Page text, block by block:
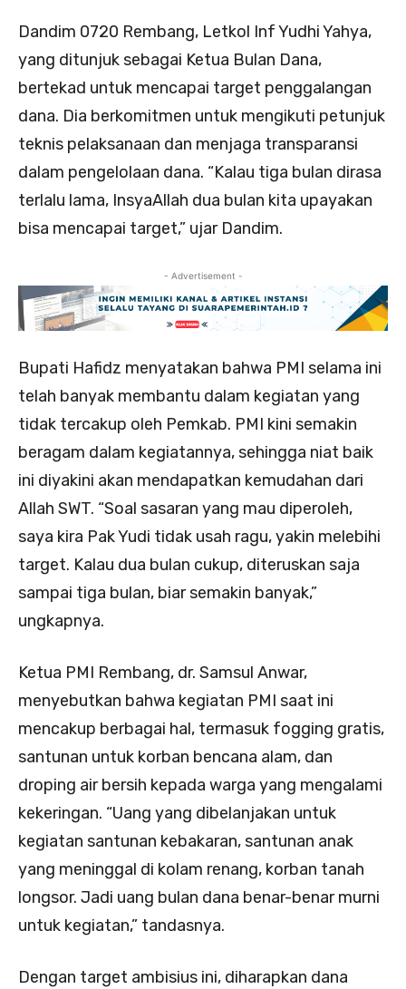
Dandim 0720 Rembang, Letkol Inf Yudhi Yahya,
yang ditunjuk sebagai Ketua Bulan Dana,
bertekad untuk mencapai target penggalangan
dana. Dia berkomitmen untuk mengikuti petunjuk
teknis pelaksanaan dan menjaga transparansi
dalam pengelolaan dana. “Kalau tiga bulan dirasa
terlalu lama, InsyaAllah dua bulan kita upayakan
bisa mencapai target,” ujar Dandim.
- Advertisement -
Bupati Hafidz menyatakan bahwa PMI selama ini
telah banyak membantu dalam kegiatan yang
tidak tercakup oleh Pemkab. PMI kini semakin
beragam dalam kegiatannya, sehingga niat baik
ini diyakini akan mendapatkan kemudahan dari
Allah SWT. “Soal sasaran yang mau diperoleh,
saya kira Pak Yudi tidak usah ragu, yakin melebihi
target. Kalau dua bulan cukup, diteruskan saja
sampai tiga bulan, biar semakin banyak,”
ungkapnya.
Ketua PMI Rembang, dr. Samsul Anwar,
menyebutkan bahwa kegiatan PMI saat ini
mencakup berbagai hal, termasuk fogging gratis,
santunan untuk korban bencana alam, dan
droping air bersih kepada warga yang mengalami
kekeringan. “Uang yang dibelanjakan untuk
kegiatan santunan kebakaran, santunan anak
yang meninggal di kolam renang, korban tanah
longsor. Jadi uang bulan dana benar-benar murni
untuk kegiatan,” tandasnya.
Dengan target ambisius ini, diharapkan dana